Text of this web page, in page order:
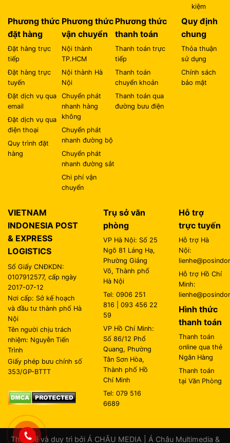
kiệm
Phương thức
đặt hàng
Đặt hàng trực
tiếp
Đặt hàng trực
tuyến
Đặt dịch vụ qua
email
Đặt dịch vụ qua
điện thoại
Quy trình đặt
hàng
Phương thức
vận chuyển
Nội thành
TP.HCM
Nội thành Hà
Nội
Chuyển phát
nhanh hàng
không
Chuyển phát
nhanh đường bộ
Chuyển phát
nhanh đường sắt
Chi phí vận
chuyển
Phương thức
thanh toán
Thanh toán trực
tiếp
Thanh toán
chuyển khoản
Thanh toán qua
đường bưu điện
Quy định
chung
Thỏa thuận
sử dụng
Chính sách
bảo mật
VIETNAM
INDONESIA POST
& EXPRESS
LOGISTICS
Số Giấy CNĐKDN:
0107912577, cấp ngày
2017-07-12
Nơi cấp: Sở kế hoạch
và đầu tư thành phố Hà
Nội
Tên người chịu trách
nhiệm: Nguyễn Tiến
Trình
Giấy phép bưu chính số
353/GP-BTTT
Trụ sở văn
phòng
VP Hà Nội: Số 25
Ngõ 81 Láng Hạ,
Phường Giảng
Võ, Thành phố
Hà Nội
Tel: 0906 251
816 | 093 456 22
59
VP Hồ Chí Minh:
Số 86/12 Phổ
Quang, Phường
Tân Sơn Hòa,
Thành phố Hồ
Chí Minh
Tel: 079 516
6689
Hỗ trợ
trực tuyến
Hỗ trợ Hà
Nội:
Hỗ trợ Hồ Chí
Minh:
Hình thức
thanh toán
Thanh toán
online qua thẻ
Ngân Hàng
Thanh toán
tại Văn Phòng
Thiết kế và duy trì bởi Á CHÂU MEDIA Á Châu Multimedia &